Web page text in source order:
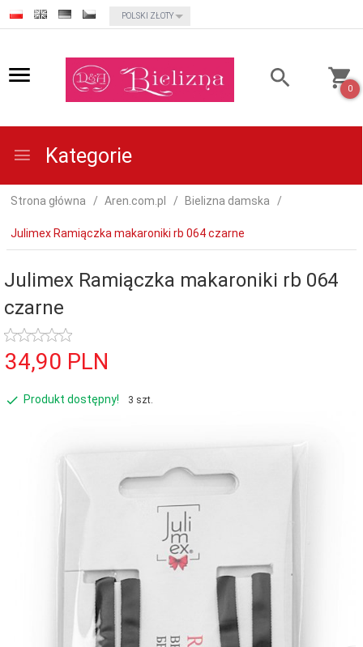
currency_h
POLSKI ZŁOTY
0
Kategorie
Strona główna Aren.com.pl Bielizna damska
Julimex Ramiączka makaroniki rb 064 czarne
Julimex Ramiączka makaroniki rb 064
czarne
34,90 PLN
Produkt dostępny! 3 szt.